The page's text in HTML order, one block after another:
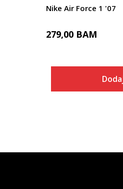
Nike Air Force 1 '07
279,00 BAM